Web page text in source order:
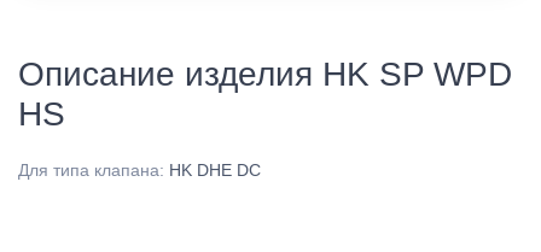
Описание изделия HK SP WPD
HS
Для типа клапана: HK DHE DC